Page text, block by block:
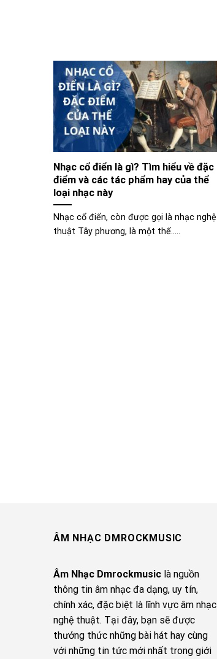
Nhạc cổ điển là gì? Tìm hiểu về đặc
điểm và các tác phẩm hay của thể
loại nhạc này
Nhạc cổ điển, còn được gọi là nhạc nghệ
thuật Tây phương, là một thể.....
ÂM NHẠC DMROCKMUSIC
Âm Nhạc Dmrockmusic là nguồn
thông tin âm nhạc đa dạng, uy tín,
chính xác, đặc biệt là lĩnh vực âm nhạc
nghệ thuật. Tại đây, bạn sẽ được
thưởng thức những bài hát hay cùng
với những tin tức mới nhất trong giới